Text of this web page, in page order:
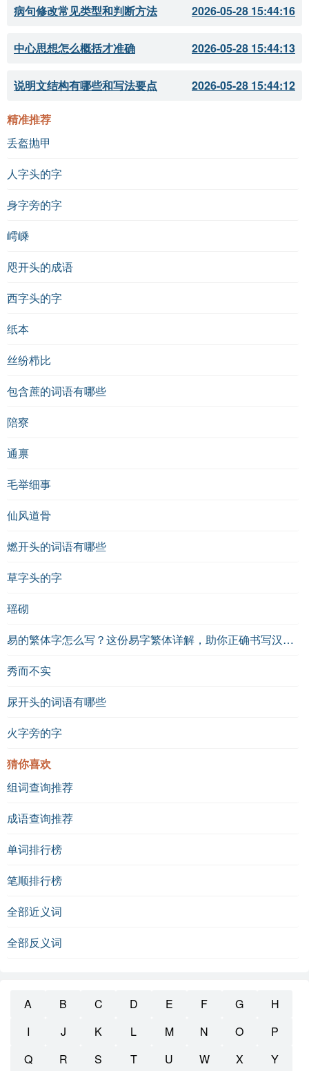
病句修改常见类型和判断方法 2026-05-28 15:44:16
中心思想怎么概括才准确 2026-05-28 15:44:13
说明文结构有哪些和写法要点 2026-05-28 15:44:12
精准推荐
丢盔抛甲
人字头的字
身字旁的字
嶀嵊
咫开头的成语
西字头的字
纸本
丝纷栉比
包含蔗的词语有哪些
陪寮
通禀
毛举细事
仙风道骨
燃开头的词语有哪些
草字头的字
瑶砌
易的繁体字怎么写？这份易字繁体详解，助你正确书写汉字_汉字繁体学习
秀而不实
尿开头的词语有哪些
火字旁的字
猜你喜欢
组词查询推荐
成语查询推荐
单词排行榜
笔顺排行榜
全部近义词
全部反义词
A B C D E F G
H
I
J K L M N O
P
Q
R S T U W X Y